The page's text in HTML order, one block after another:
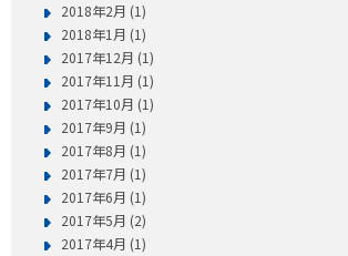
ショッピング
会社概要・ビジョン
お問い合わせ
2018年2月 (1)
2018年1月 (1)
2017年12月 (1)
2017年11月 (1)
2017年10月 (1)
2017年9月 (1)
2017年8月 (1)
2017年7月 (1)
2017年6月 (1)
2017年5月 (2)
2017年4月 (1)